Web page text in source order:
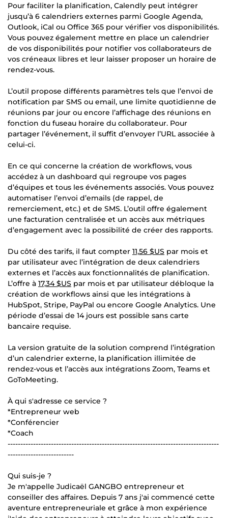
Pour faciliter la planification, Calendly peut intégrer
jusqu’à 6 calendriers externes parmi Google Agenda,
Outlook, iCal ou Office 365 pour vérifier vos disponibilités.
Vous pouvez également mettre en place un calendrier
de vos disponibilités pour notifier vos collaborateurs de
vos créneaux libres et leur laisser proposer un horaire de
rendez-vous.
L’outil propose différents paramètres tels que l’envoi de
notification par SMS ou email, une limite quotidienne de
réunions par jour ou encore l’affichage des réunions en
fonction du fuseau horaire du collaborateur. Pour
partager l’événement, il suffit d’envoyer l’URL associée à
celui-ci.
En ce qui concerne la création de workflows, vous
accédez à un dashboard qui regroupe vos pages
d’équipes et tous les événements associés. Vous pouvez
automatiser l’envoi d’emails (de rappel, de
remerciement, etc.) et de SMS. L’outil offre également
une facturation centralisée et un accès aux métriques
d’engagement avec la possibilité de créer des rapports.
Du côté des tarifs, il faut compter 11,56 $US par mois et
par utilisateur avec l’intégration de deux calendriers
externes et l’accès aux fonctionnalités de planification.
L’offre à 17,34 $US par mois et par utilisateur débloque la
création de workflows ainsi que les intégrations à
HubSpot, Stripe, PayPal ou encore Google Analytics. Une
période d’essai de 14 jours est possible sans carte
bancaire requise.
La version gratuite de la solution comprend l’intégration
d’un calendrier externe, la planification illimitée de
rendez-vous et l’accès aux intégrations Zoom, Teams et
GoToMeeting.
À qui s'adresse ce service ?
*Entrepreneur web
*Conférencier
*Coach
-----------------------------------------------------------------------------------
--------------------------
Qui suis-je ?
Je m'appelle Judicaël GANGBO entrepreneur et
conseiller des affaires. Depuis 7 ans j'ai commencé cette
aventure entrepreneuriale et grâce à mon expérience